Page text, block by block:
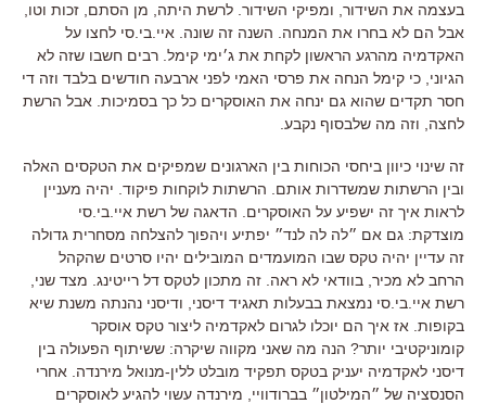
בעצמה את השידור, ומפיקי השידור. לרשת היתה, מן הסתם, זכות וטו,
אבל הם לא בחרו את המנחה. השנה זה שונה. איי.בי.סי לחצו על
האקדמיה מהרגע הראשון לקחת את ג׳ימי קימל. רבים חשבו שזה לא
הגיוני, כי קימל הנחה את פרסי האמי לפני ארבעה חודשים בלבד וזה די
חסר תקדים שהוא גם ינחה את האוסקרים כל כך בסמיכות. אבל הרשת
לחצה, וזה מה שלבסוף נקבע.
זה שינוי כיוון ביחסי הכוחות בין הארגונים שמפיקים את הטקסים האלה
ובין הרשתות שמשדרות אותם. הרשתות לוקחות פיקוד. יהיה מעניין
לראות איך זה ישפיע על האוסקרים. הדאגה של רשת איי.בי.סי
מוצדקת: גם אם ״לה לה לנד״ יפתיע ויהפוך להצלחה מסחרית גדולה
זה עדיין יהיה טקס שבו המועמדים המובילים יהיו סרטים שהקהל
הרחב לא מכיר, בוודאי לא ראה. זה מתכון לטקס דל רייטינג. מצד שני,
רשת איי.בי.סי נמצאת בבעלות תאגיד דיסני, ודיסני נהנתה משנת שיא
בקופות. אז איך הם יוכלו לגרום לאקדמיה ליצור טקס אוסקר
קומוניקטיבי יותר? הנה מה שאני מקווה שיקרה: ששיתוף הפעולה בין
דיסני לאקדמיה יעניק בטקס תפקיד מובלט ללין-מנואל מירנדה. אחרי
הסנסציה של ״המילטון״ בברודוויי, מירנדה עשוי להגיע לאוסקרים